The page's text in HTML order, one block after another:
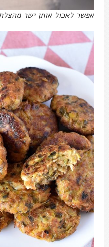
אפשר לאכול אותן ישר